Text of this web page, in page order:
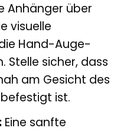
Anhänger über
visuelle
Hand-Auge-
Stelle sicher, dass
am Gesicht des
ist.
Eine sanfte